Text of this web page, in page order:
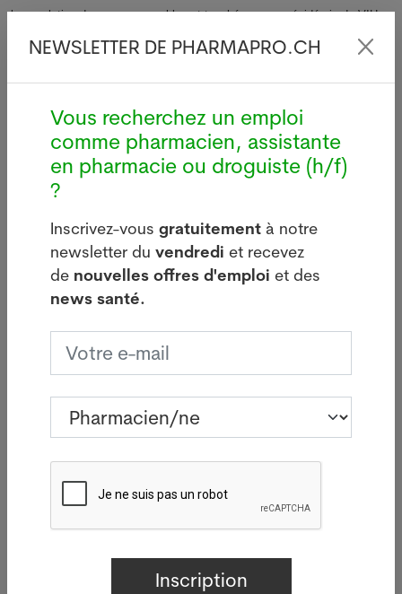
la population dans son ensemble est touchée par une épidémie de VIH.
ATS, 14 mai 2012
Votre offre d’emploi PUSH ici
Dernières news
Légionellose à Bâle : source
d'infections sur le bâtiment de
Manor
BÂLE - Aucun nouveau cas de
deux dernières semaines.
Lire plus
NEWSLETTER DE PHARMAPRO.CH
Vous recherchez un emploi
comme pharmacien, assistante
en pharmacie ou droguiste (h/f)
?
Inscrivez-vous gratuitement à notre
newsletter du vendredi et recevez
de nouvelles offres d'emploi et des
news santé.